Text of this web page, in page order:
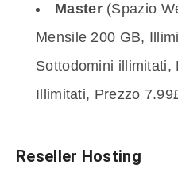
Master(Spazio
Mensile 200 GB,
Sottodomini illimitati,
Illimitati, Prezzo
Reseller Hosting